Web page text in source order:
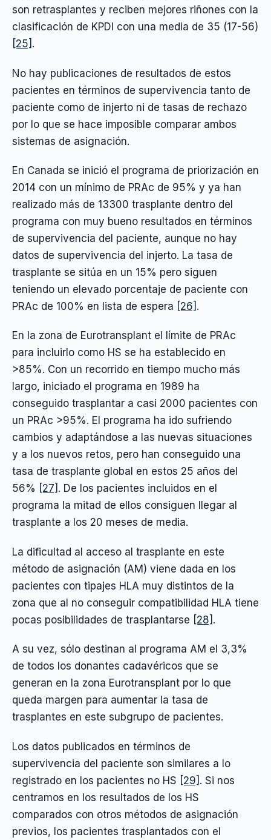
son retrasplantes y reciben mejores riñones con la
clasificación de KPDI con una media de 35 (17-56)
[25] .
No hay publicaciones de resultados de estos
pacientes en términos de supervivencia tanto de
paciente como de injerto ni de tasas de rechazo
por lo que se hace imposible comparar ambos
sistemas de asignación.
En Canada se inició el programa de priorización en
2014 con un mínimo de PRAc de 95% y ya han
realizado más de 13300 trasplante dentro del
programa con muy bueno resultados en términos
de supervivencia del paciente, aunque no hay
datos de supervivencia del injerto. La tasa de
trasplante se sitúa en un 15% pero siguen
teniendo un elevado porcentaje de paciente con
PRAc de 100% en lista de espera [26] .
En la zona de Eurotransplant el límite de PRAc
para incluirlo como HS se ha establecido en
>85%. Con un recorrido en tiempo mucho más
largo, iniciado el programa en 1989 ha
conseguido trasplantar a casi 2000 pacientes con
un PRAc >95%. El programa ha ido sufriendo
cambios y adaptándose a las nuevas situaciones
y a los nuevos retos, pero han conseguido una
tasa de trasplante global en estos 25 años del
56% [27] . De los pacientes incluidos en el
programa la mitad de ellos consiguen llegar al
trasplante a los 20 meses de media.
La dificultad al acceso al trasplante en este
método de asignación (AM) viene dada en los
pacientes con tipajes HLA muy distintos de la
zona que al no conseguir compatibilidad HLA tiene
pocas posibilidades de trasplantarse [28] .
A su vez, sólo destinan al programa AM el 3,3%
de todos los donantes cadavéricos que se
generan en la zona Eurotransplant por lo que
queda margen para aumentar la tasa de
trasplantes en este subgrupo de pacientes.
Los datos publicados en términos de
supervivencia del paciente son similares a lo
registrado en los pacientes no HS [29] . Si nos
centramos en los resultados de los HS
comparados con otros métodos de asignación
previos, los pacientes trasplantados con el